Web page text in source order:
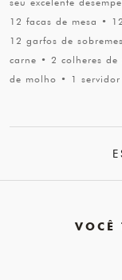
12 facas de mesa •
12 garfos de
carne • 2 colheres
de molho • 1
VOCÊ